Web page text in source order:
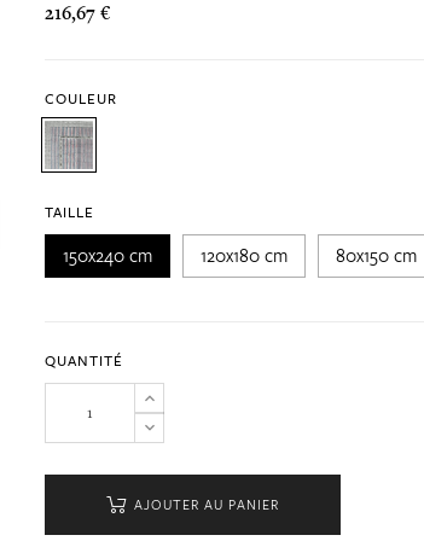
216,67 €
COULEUR
TAILLE
150x240 cm 120x180 cm 80x150 cm
QUANTITÉ
AJOUTER AU PANIER